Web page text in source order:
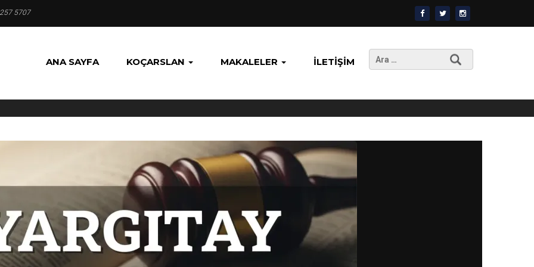
5707
ANA SAYFA KOÇARSLAN MAKALELER İLETIŞIM
Arama: